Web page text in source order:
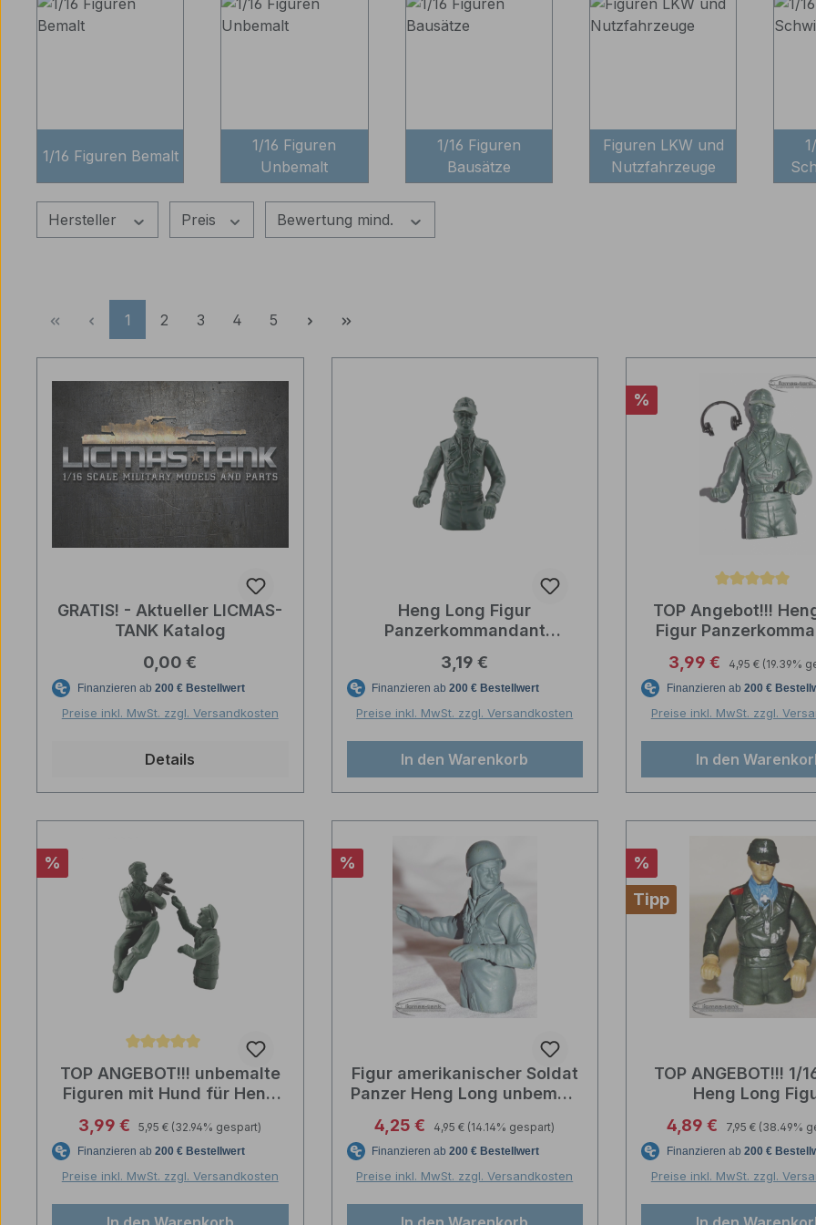
1/16 Figuren Bemalt
1/16 Figuren
Unbemalt
1/16 Figuren
Bausätze
Figuren LKW und
Nutzfahrzeuge
Hersteller Preis Bewertung mind.
Seite
1 Seite
2 Seite
3 Seite
4 Seite
5
GRATIS! - Aktueller LICMAS-
TANK Katalog
Regulärer Preis:
0,00 €
Preise inkl. MwSt. zzgl. Versandkosten
Details
Heng Long Figur
Panzerkommandant
Regulärer Preis:
3,19 €
Preise inkl. MwSt. zzgl. Versandkosten
In den Warenkorb
Rabatt
%
Durchschnittliche
TOP Angebot!!!
Figur
unbemalt 1:16
Verkaufspreis:
3,99 € Regulärer Preis:
4,95 € (19.39%
Preise inkl. MwSt. zzgl.
In den
Rabatt
%
Durchschnittliche Bewertung von 5 von 5 Sternen
TOP ANGEBOT!!! unbemalte
Figuren mit Hund für Heng
Verkaufspreis:
3,99 € Regulärer Preis:
5,95 € (32.94% gespart)
Preise inkl. MwSt. zzgl. Versandkosten
Rabatt
%
Figur amerikanischer Soldat
Panzer Heng Long unbemalt
Verkaufspreis:
4,25 € Regulärer Preis:
4,95 € (14.14% gespart)
Preise inkl. MwSt. zzgl. Versandkosten
Rabatt
%
Tipp
TOP ANGEBOT!!! 1/
Heng Long
Kopfhörer Kunststoff
Verkaufspreis:
4,89 € Regulärer Preis:
7,95 € (38.49%
Preise inkl. MwSt. zzgl.